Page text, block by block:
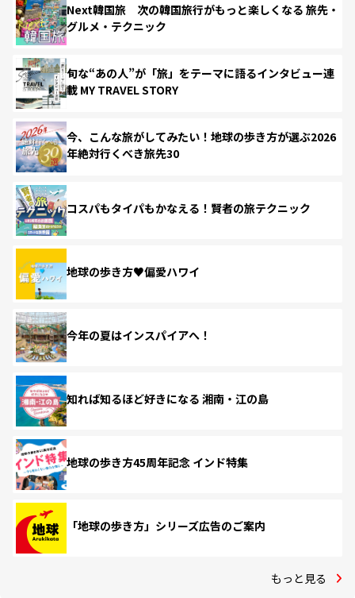
Next韓国旅 次の韓国旅行がもっと楽しくなる 旅先・
グルメ・テクニック
旬な“あの人”が「旅」をテーマに語るインタビュー連
載 MY TRAVEL STORY
今、こんな旅がしてみたい！地球の歩き方が選ぶ2026
年絶対行くべき旅先30
コスパもタイパもかなえる！賢者の旅テクニック
地球の歩き方♥偏愛ハワイ
今年の夏はインスパイアへ！
知れば知るほど好きになる 湘南・江の島
地球の歩き方45周年記念 インド特集
「地球の歩き方」シリーズ広告のご案内
もっと見る